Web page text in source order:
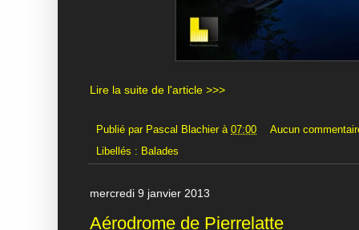
Lire la suite de l'article >>>
Publié par Pascal Blachier à 07:00
Aucun
Libellés : Balades
mercredi 9 janvier 2013
Aérodrome de Pierrelatte